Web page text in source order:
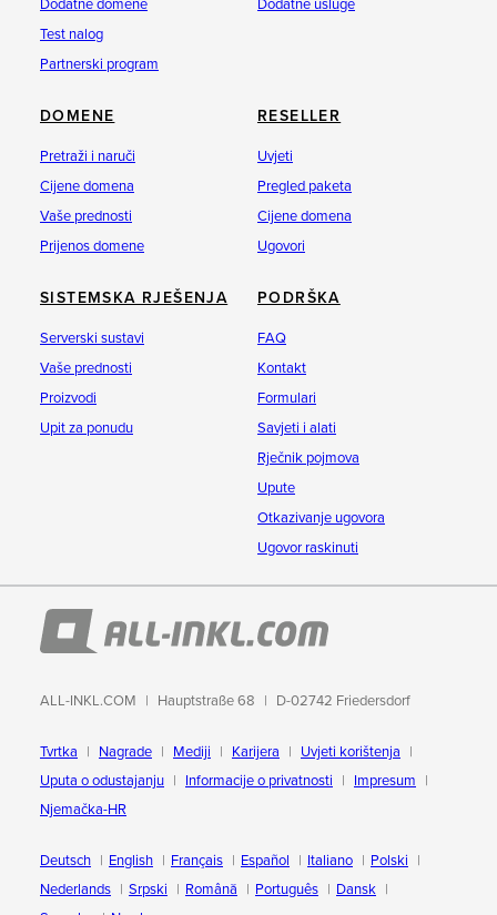
Dodatne domene
Test nalog
Partnerski program
Dodatne usluge
DOMENE
Pretraži i naruči
Cijene domena
Vaše prednosti
Prijenos domene
RESELLER
Uvjeti
Pregled paketa
Cijene domena
Ugovori
SISTEMSKA RJEŠENJA
Serverski sustavi
Vaše prednosti
Proizvodi
Upit za ponudu
PODRŠKA
FAQ
Kontakt
Formulari
Savjeti i alati
Rječnik pojmova
Upute
Otkazivanje ugovora
Ugovor raskinuti
ALL-INKL.COM Hauptstraße 68 D-02742 Friedersdorf
Tvrtka Nagrade Mediji Karijera
Uvjeti korištenja
Uputa o odustajanju
Informacije o privatnosti
Impresum
Njemačka-HR
Deutsch English Français Español Italiano
Polski
Nederlands
Srpski Română Português
Dansk